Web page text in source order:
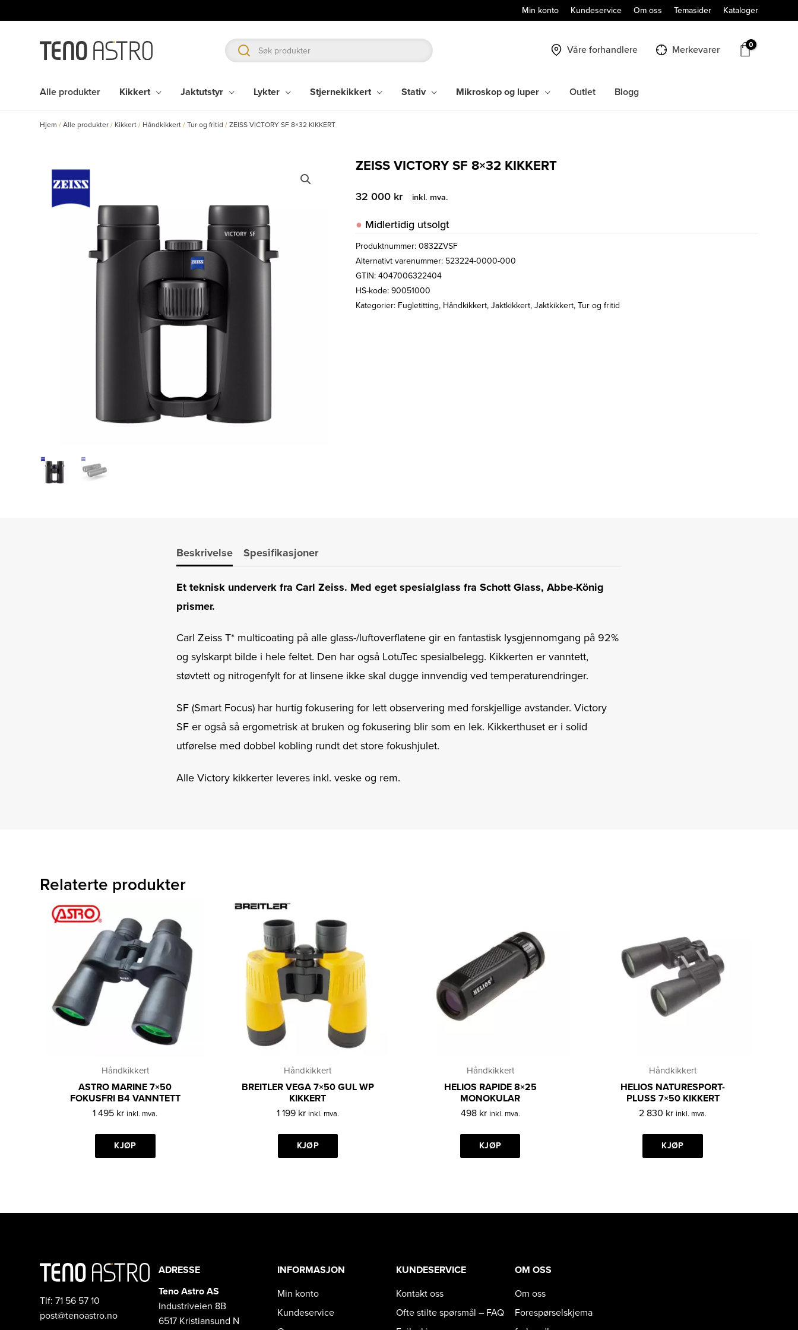
rett
Min konto Kundeservice Om oss Temasider Kataloger
Våre forhandlere Merkevarer
Alle produkter Kikkert Jaktutstyr Lykter Stjernekikkert Stativ Mikroskop og luper Outlet Blogg
Hjem /Alle produkter / Kikkert / Håndkikkert /Tur og fritid /ZEISS VICTORY SF 8×32 KIKKERT
ZEISS VICTORY SF 8×32 KIKKERT
32 000 kr inkl. mva.
Midlertidig utsolgt
Produktnummer:0832ZVSF
Alternativt varenummer: 523224-0000-000
GTIN: 4047006322404
HS-kode: 90051000
Kategorier: Fugletitting, Håndkikkert,Jaktkikkert,Jaktkikkert,Tur og fritid
Beskrivelse Spesifikasjoner
Et teknisk underverk fra Carl Zeiss. Med eget spesialglass fra Schott Glass, Abbe-König
prismer.
Carl Zeiss T* multicoating på alle glass-/luftoverflatene gir en fantastisk lysgjennomgang på 92%
og sylskarpt bilde i hele feltet. Den har også LotuTec spesialbelegg. Kikkerten er vanntett,
støvtett og nitrogenfylt for at linsene ikke skal dugge innvendig ved temperaturendringer.
SF (Smart Focus) har hurtig fokusering for lett observering med forskjellige avstander. Victory
SF er også så ergometrisk at bruken og fokusering blir som en lek. Kikkerthuset er i solid
utførelse med dobbel kobling rundt det store fokushjulet.
Alle Victory kikkerter leveres inkl. veske og rem.
Relaterte produkter
Håndkikkert
ASTRO MARINE 7×50
FOKUSFRI B4 VANNTETT
1 495 kr inkl. mva.
KJØP
Håndkikkert
BREITLER VEGA 7×50 GUL WP
KIKKERT
1 199 kr inkl. mva.
KJØP
Håndkikkert
HELIOS RAPIDE 8×25
MONOKULAR
498 kr inkl. mva.
KJØP
Håndkikkert
HELIOS NATURESPORT-
PLUSS 7×50 KIKKERT
2 830 kr inkl. mva.
KJØP
Tlf: 71 56 57 10
post@tenoastro.no
ADRESSE
Teno Astro AS
Industriveien 8B
6517 Kristiansund N
INFORMASJON
Min konto
Kundeservice
KUNDESERVICE
Kontakt oss
Ofte stilte spørsmål – FAQ
OM OSS
Om oss
Forespørselskjema